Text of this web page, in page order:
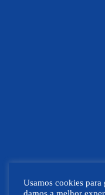
Usamos cookies para
damos a melhor